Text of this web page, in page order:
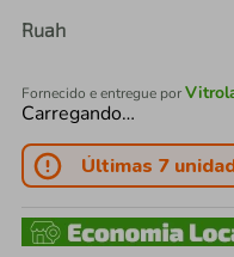
Ruah
Fornecido e entregue por
Carregando…
Últimas 7